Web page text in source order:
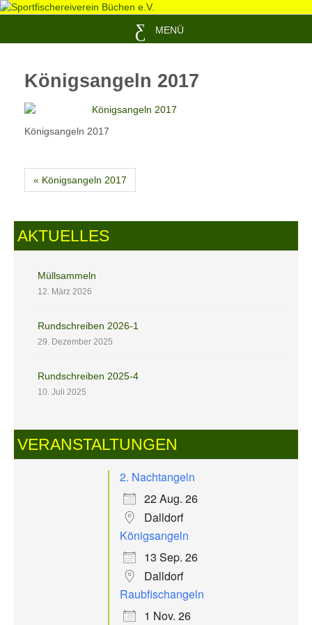
MENÜ
Königsangeln 2017
Königsangeln 2017
« Königsangeln 2017
AKTUELLES
Müllsammeln
12. März 2026
Rundschreiben 2026-1
29. Dezember 2025
Rundschreiben 2025-4
10. Juli 2025
VERANSTALTUNGEN
2. Nachtangeln
22 Aug. 26
Dalldorf
Königsangeln
13 Sep. 26
Dalldorf
Raubfischangeln
1 Nov. 26